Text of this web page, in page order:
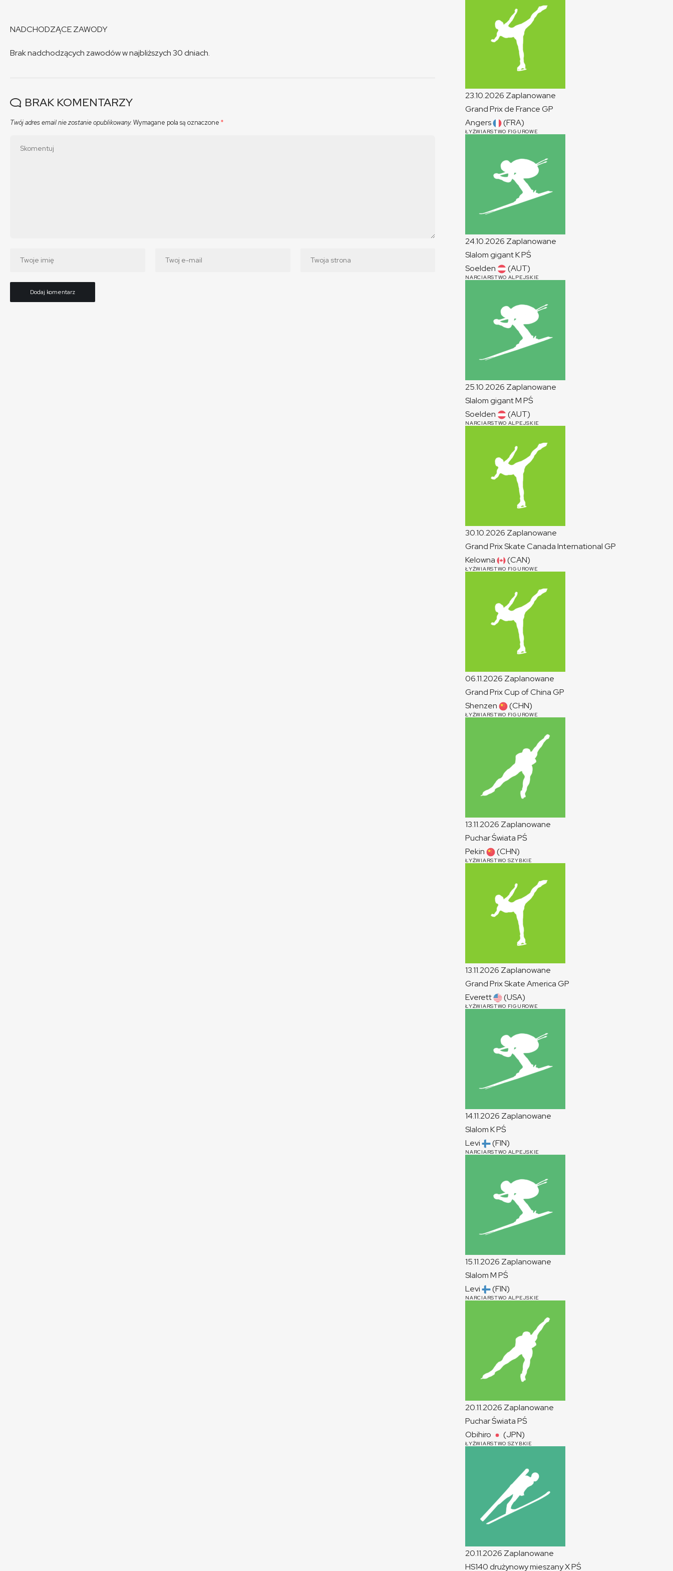
NADCHODZĄCE ZAWODY
Brak nadchodzących zawodów w najbliższych 30 dniach.
BRAK KOMENTARZY
Twój adres email nie zostanie opublikowany. Wymagane pola są oznaczone *
23.10.2026 Zaplanowane
Grand Prix de FranceGP
Angers
(FRA)
ŁYŻWIARSTWO FIGUROWE
24.10.2026 Zaplanowane
Slalom gigantKPŚ
Soelden
(AUT)
NARCIARSTWO ALPEJSKIE
25.10.2026 Zaplanowane
Slalom gigantM PŚ
Soelden
(AUT)
NARCIARSTWO ALPEJSKIE
30.10.2026 Zaplanowane
Grand Prix Skate Canada InternationalGP
Kelowna
(CAN)
ŁYŻWIARSTWO FIGUROWE
06.11.2026 Zaplanowane
Grand Prix Cup of ChinaGP
Shenzen
(CHN)
ŁYŻWIARSTWO FIGUROWE
13.11.2026 Zaplanowane
Puchar ŚwiataPŚ
Pekin
(CHN)
ŁYŻWIARSTWO SZYBKIE
13.11.2026 Zaplanowane
Grand Prix Skate AmericaGP
Everett
(USA)
ŁYŻWIARSTWO FIGUROWE
14.11.2026 Zaplanowane
SlalomKPŚ
Levi
(FIN)
NARCIARSTWO ALPEJSKIE
15.11.2026 Zaplanowane
SlalomM PŚ
Levi
(FIN)
NARCIARSTWO ALPEJSKIE
20.11.2026 Zaplanowane
Puchar ŚwiataPŚ
Obihiro
(JPN)
ŁYŻWIARSTWO SZYBKIE
20.11.2026 Zaplanowane
HS140 drużynowy mieszanyXPŚ